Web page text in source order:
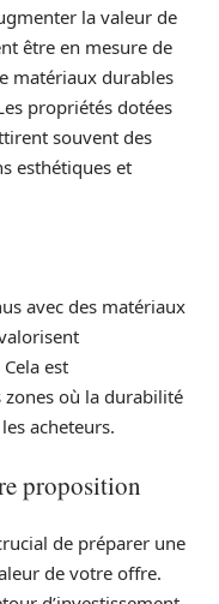
la valeur de
être en mesure de
matériaux durables
propriétés dotées
souvent des
esthétiques et
avec des matériaux
est
où la durabilité
acheteurs.
proposition
de préparer une
de votre offre.